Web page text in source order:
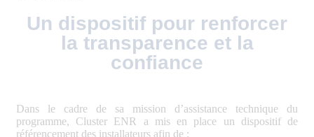
Un dispositif pour renforcer
la transparence et la
confiance
Dans le cadre de sa mission d’assistance technique du
programme, Cluster ENR a mis en place un dispositif de
référencement des installateurs afin de :